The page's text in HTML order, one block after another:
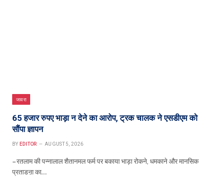
जावरा
65 हजार रुपए भाड़ा न देने का आरोप, ट्रक चालक ने एसडीएम को
सौंपा ज्ञापन
BY EDITOR AUGUST 5, 2026
– रतलाम की पन्नालाल शैतानमल फर्म पर बकाया भाड़ा रोकने, धमकाने और मानसिक
प्रताडऩा का…